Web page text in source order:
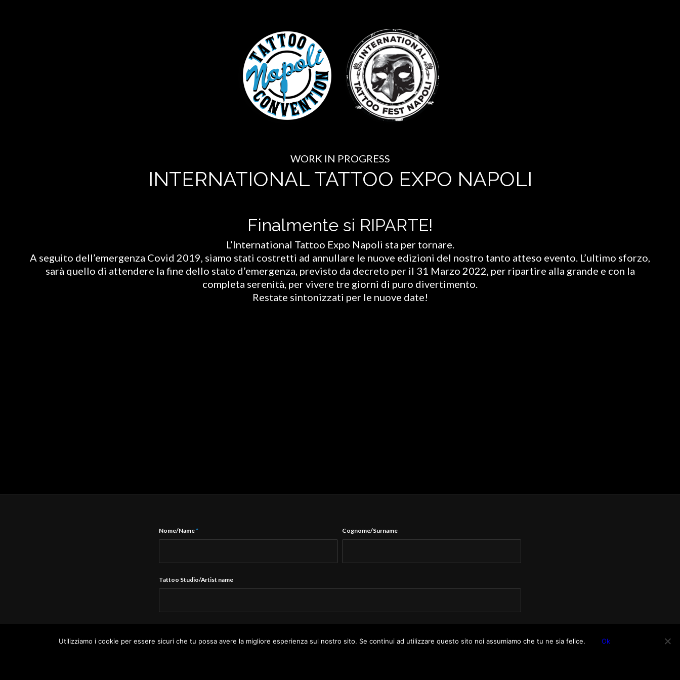
WORK IN PROGRESS
INTERNATIONAL TATTOO EXPO NAPOLI
Finalmente si RIPARTE!
L’International Tattoo Expo Napoli sta per tornare.
A seguito dell’emergenza Covid 2019, siamo stati costretti ad annullare le nuove edizioni del nostro tanto atteso evento. L’ultimo sforzo,
sarà quello di attendere la fine dello stato d’emergenza, previsto da decreto per il 31 Marzo 2022, per ripartire alla grande e con la
completa serenità, per vivere tre giorni di puro divertimento.
Restate sintonizzati per le nuove date!
Nome/Name* Cognome/Surname
Tattoo Studio/Artist name
Utilizziamo i cookie per essere sicuri che tu possa avere la migliore esperienza sul nostro sito. Se continui ad utilizzare questo sito noi assumiamo che tu ne sia felice. Ok